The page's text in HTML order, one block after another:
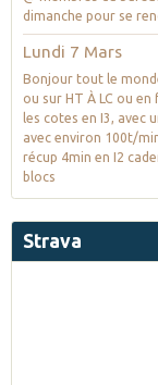
dimanche pour se
Lundi 7 Mars
Bonjour tout le
ou sur HT À LC ou
les cotes en I3, avec
avec environ 100t/
récup 4min en I2
blocs
Strava